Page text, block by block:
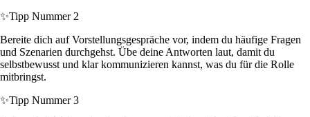
✨Tipp Nummer 2
Bereite dich auf Vorstellungsgespräche vor, indem du häufige Fragen
und Szenarien durchgehst. Übe deine Antworten laut, damit du
selbstbewusst und klar kommunizieren kannst, was du für die Rolle
mitbringst.
✨Tipp Nummer 3